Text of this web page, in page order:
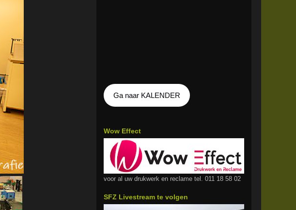
Ga naar KALENDER
Wow Effect
voor al uw drukwerk en reclame tel. 011 18 58 02
SFZ Livestream te volgen